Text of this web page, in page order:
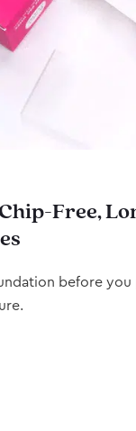
Free,
before you